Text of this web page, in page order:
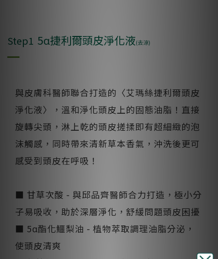
Step1 5α捷利爾頭皮淨化液(去涼)
與皮膚科醫師聯合打造的〈艾瑪絲捷利爾頭皮
淨化液〉，溫和淨化頭皮上的固態油脂！直接
旋轉尖頭，淋上乾的頭皮搓揉即有超細緻的泡
沫觸感，同時帶來清新草本香氣，沖洗後更可
感受到頭皮在呼吸！
■ 甘草次酸 - 與邱品齊醫師合力打造，極小分
子易吸收，助於深層淨化，舒緩問題頭皮困擾
■ 5α酯化鱷梨油 - 植物萃取調理油脂分泌，
使頭皮清爽